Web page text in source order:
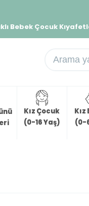
Bebek Çocuk
Kız Çocuk
(0-16 Yaş)
Kız
(0-